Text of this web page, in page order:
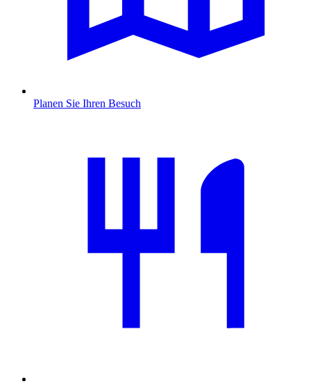
Planen Sie Ihren Besuch